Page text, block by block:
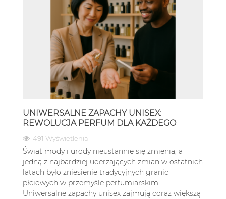
UNIWERSALNE ZAPACHY UNISEX:
REWOLUCJA PERFUM DLA KAŻDEGO
491 Wyświetlenia
Świat mody i urody nieustannie się zmienia, a
jedną z najbardziej uderzających zmian w ostatnich
latach było zniesienie tradycyjnych granic
płciowych w przemyśle perfumiarskim.
Uniwersalne zapachy unisex zajmują coraz większą